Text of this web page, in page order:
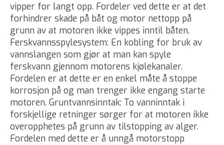
vipper for langt opp. Fordeler ved dette er at det
forhindrer skade på båt og motor nettopp på
grunn av at motoren ikke vippes inntil båten.
Ferskvannsspylesystem: En kobling for bruk av
vannslangen som gjør at man kan spyle
ferskvann gjennom motorens kjølekanaler.
Fordelen er at dette er en enkel måte å stoppe
korrosjon på og man trenger ikke engang starte
motoren. Gruntvannsinntak: To vanninntak i
forskjellige retninger sørger for at motoren ikke
overopphetes på grunn av tilstopping av alger.
Fordelen med dette er å unngå motorstopp